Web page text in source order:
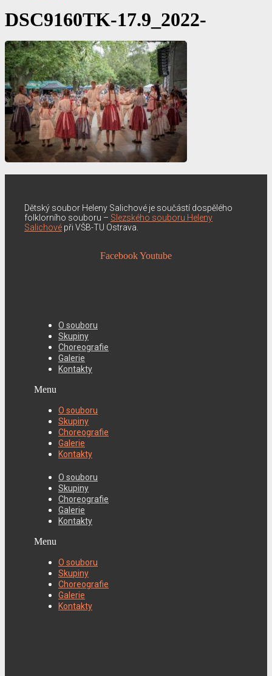
DSC9160TK-17.9_2022-
Dětský soubor Heleny Salichové je součástí dospělého
folklorního souboru – Slezského souboru Heleny
Salichové při VŠB-TU Ostrava.
FacebookYoutube
O souboru
Skupiny
Choreografie
Galerie
Kontakty
Menu
O souboru
Skupiny
Choreografie
Galerie
Kontakty
O souboru
Skupiny
Choreografie
Galerie
Kontakty
Menu
O souboru
Skupiny
Choreografie
Galerie
Kontakty